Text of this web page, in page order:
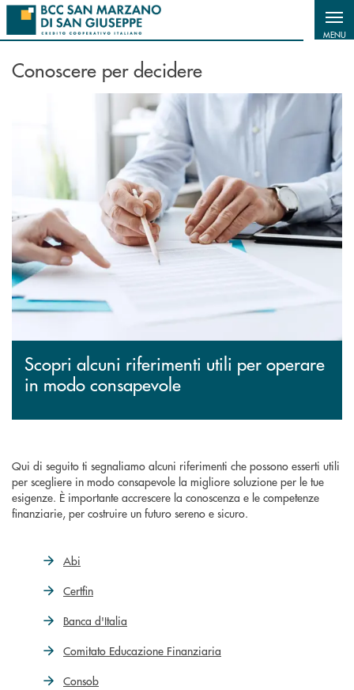
Salta al contenuto principale
MENU
Conoscere per decidere
Scopri alcuni riferimenti utili per operare
in modo consapevole
Qui di seguito ti segnaliamo alcuni riferimenti che possono esserti utili
per scegliere in modo consapevole la migliore soluzione per le tue
esigenze. È importante accrescere la conoscenza e le competenze
finanziarie, per costruire un futuro sereno e sicuro.
Abi
Certfin
Banca d'Italia
Comitato Educazione Finanziaria
Consob